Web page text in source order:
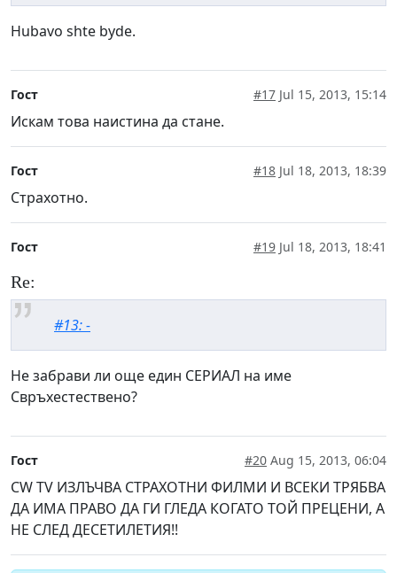
Hubavo shte byde.
Гост #17 Jul 15, 2013, 15:14
Искам това наистина да стане.
Гост #18 Jul 18, 2013, 18:39
Страхотно.
Гост #19 Jul 18, 2013, 18:41
Re:
#13: -
Не забрави ли още един СЕРИАЛ на име
Свръхестествено?
Гост #20 Aug 15, 2013, 06:04
CW TV ИЗЛЪЧВА СТРАХОТНИ ФИЛМИ И ВСЕКИ ТРЯБВА
ДА ИМА ПРАВО ДА ГИ ГЛЕДА КОГАТО ТОЙ ПРЕЦЕНИ, А
НЕ СЛЕД ДЕСЕТИЛЕТИЯ!!